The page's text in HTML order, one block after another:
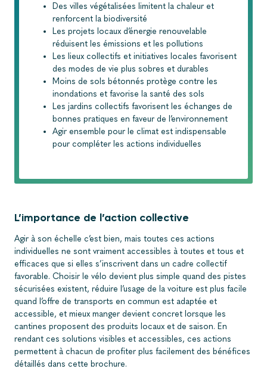
Des villes végétalisées limitent la chaleur et
renforcent la biodiversité
Les projets locaux d’énergie renouvelable
réduisent les émissions et les pollutions
Les lieux collectifs et initiatives locales favorisent
des modes de vie plus sobres et durables
Moins de sols bétonnés protège contre les
inondations et favorise la santé des sols
Les jardins collectifs favorisent les échanges de
bonnes pratiques en faveur de l’environnement
Agir ensemble pour le climat est indispensable
pour compléter les actions individuelles
L’importance de l’action collective
Agir à son échelle c’est bien, mais toutes ces actions
individuelles ne sont vraiment accessibles à toutes et tous et
efficaces que si elles s’inscrivent dans un cadre collectif
favorable. Choisir le vélo devient plus simple quand des pistes
sécurisées existent, réduire l’usage de la voiture est plus facile
quand l’offre de transports en commun est adaptée et
accessible, et mieux manger devient concret lorsque les
cantines proposent des produits locaux et de saison. En
rendant ces solutions visibles et accessibles, ces actions
permettent à chacun de profiter plus facilement des bénéfices
détaillés dans cette brochure.